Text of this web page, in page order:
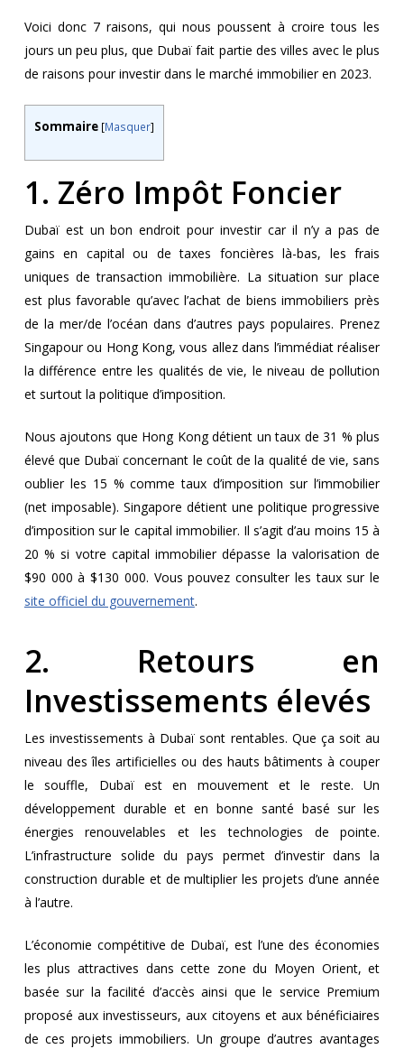
Voici donc 7 raisons, qui nous poussent à croire tous les
jours un peu plus, que Dubaï fait partie des villes avec le plus
de raisons pour investir dans le marché immobilier en 2023.
Sommaire [Masquer]
1. Zéro Impôt Foncier
Dubaï est un bon endroit pour investir car il n’y a pas de
gains en capital ou de taxes foncières là-bas, les frais
uniques de transaction immobilière. La situation sur place
est plus favorable qu’avec l’achat de biens immobiliers près
de la mer/de l’océan dans d’autres pays populaires. Prenez
Singapour ou Hong Kong, vous allez dans l’immédiat réaliser
la différence entre les qualités de vie, le niveau de pollution
et surtout la politique d’imposition.
Nous ajoutons que Hong Kong détient un taux de 31 % plus
élevé que Dubaï concernant le coût de la qualité de vie, sans
oublier les 15 % comme taux d’imposition sur l’immobilier
(net imposable). Singapore détient une politique progressive
d’imposition sur le capital immobilier. Il s’agit d’au moins 15 à
20 % si votre capital immobilier dépasse la valorisation de
$90 000 à $130 000. Vous pouvez consulter les taux sur le
site officiel du gouvernement.
2. Retours en
Investissements élevés
Les investissements à Dubaï sont rentables. Que ça soit au
niveau des îles artificielles ou des hauts bâtiments à couper
le souffle, Dubaï est en mouvement et le reste. Un
développement durable et en bonne santé basé sur les
énergies renouvelables et les technologies de pointe.
L’infrastructure solide du pays permet d’investir dans la
construction durable et de multiplier les projets d’une année
à l’autre.
L’économie compétitive de Dubaï, est l’une des économies
les plus attractives dans cette zone du Moyen Orient, et
basée sur la facilité d’accès ainsi que le service Premium
proposé aux investisseurs, aux citoyens et aux bénéficiaires
de ces projets immobiliers. Un groupe d’autres avantages